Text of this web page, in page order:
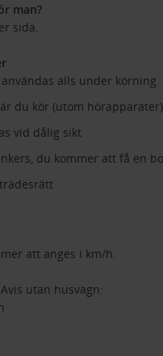
man?
sida.
alls under körning
du kör (utom hörapparater)
vid dålig sikt
du kommer att få en
att anges i km/h.
utan husvagn: